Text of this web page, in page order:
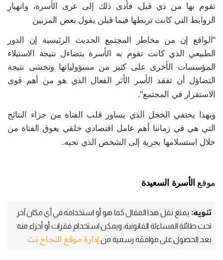
تقوم بها من ذي قبل، فأدى ذلك إلى عرى الأسرة، وانهيار
الروابط التي كانت تربطها فيما قبلن يقول بعض المربين
"الواقع إن من مخاطر المجتمع الحديث الرئيسية إن الدور
الطبيعي الذي كانت تقوم به الأسرة يتضاءل نتيجة الاستيلاء
المؤسسات الأخرى على كثير من مسؤولياتها وتخشى نتيجة
التضاؤل أن تفقد الأسر الأثر الفعال الذي هو من أهم قوى
الاستقرار في المجتمع".
وبهذا يختفي الخجل الذي يساور قلب الفتاة من جزاء النتائج
التي هي في زماننا أهم عامل اقتصادي خلقي يعوق الفتاة من
خلال استسلامها بحرية إلى الشخص الذي تحبه.
موقع الأسرة السعيدة
تنويه: يمنع نقل هذا المقال كما هو أو استخدامه في أي مكان آخر
تحت طائلة المساءلة القانونية، ويمكن استخدام فقرات أو أجزاء منه
بعد الحصول على موافقة رسمية من إدارة موقع النجاح نت